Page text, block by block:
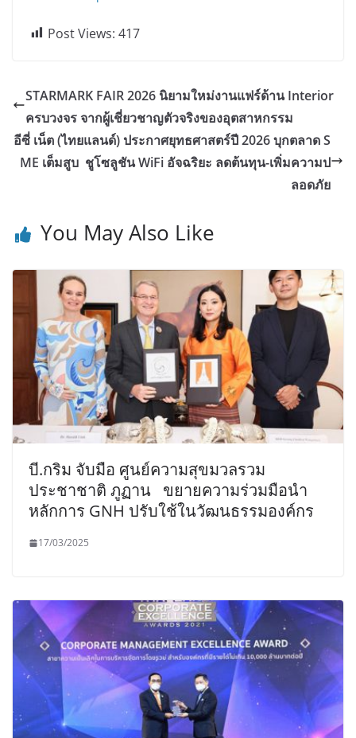
Post Views: 417
STARMARK FAIR 2026 นิยามใหม่งานแฟร์ด้าน Interior
ครบวงจร จากผู้เชี่ยวชาญตัวจริงของอุตสาหกรรม
อีซี่ เน็ต (ไทยแลนด์) ประกาศยุทธศาสตร์ปี 2026 บุกตลาด S
ME เต็มสูบ ชูโซลูชัน WiFi อัจฉริยะ ลดต้นทุน-เพิ่มความป
ลอดภัย
You May Also Like
บี.กริม จับมือ ศูนย์ความสุขมวลรวม
ประชาชาติ ภูฏาน ขยายความร่วมมือนำ
หลักการ GNH ปรับใช้ในวัฒนธรรมองค์กร
17/03/2025